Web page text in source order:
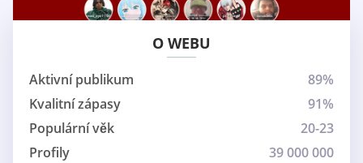
O WEBU
Aktivní publikum
89%
Kvalitní zápasy
91%
Populární věk
20-23
Profily
39 000 000